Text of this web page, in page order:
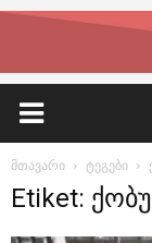
მთავარი ტეგები
Etiket: